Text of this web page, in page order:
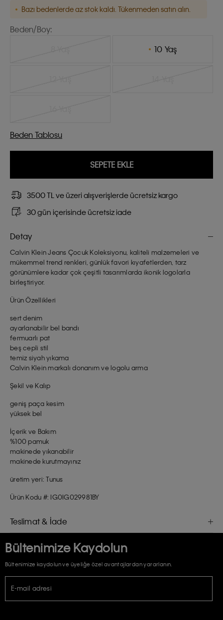
Bazı bedenlerde az stok kaldı. Tükenmeden satın alın.
Beden/Boy:
10 Yaş
Beden Tablosu
SEPETE EKLE
3500 TL ve üzeri alışverişlerde ücretsiz kargo
30 gün içerisinde ücretsiz iade
Detay
Calvin Klein Jeans Çocuk Koleksiyonu, kaliteli malzemeleri ve
mükemmel trend renkleri, günlük favori kıyafetlerden, tarz
görünümlere kadar çok çeşitli tasarımlarda ikonik logolarla
birleştiriyor.
Ürün Özellikleri
sert denim
ayarlanabilir bel bandı
fermuarlı pat
beş cepli stil
temiz siyah yıkama
Calvin Klein markalı donanım ve logolu arma
Şekil ve Kalıp
geniş paça kesim
yüksek bel
İçerik ve Bakım
%100 pamuk
makinede yıkanabilir
makinede kurutmayınız
üretim yeri: Tunus
Ürün Kodu #: IG0IG029981BY
Teslimat & İade
Bültenimize Kaydolun
Bültenimize kaydolun ve üyeliğe özel avantajlardan yararlanın.
E-mail adresi